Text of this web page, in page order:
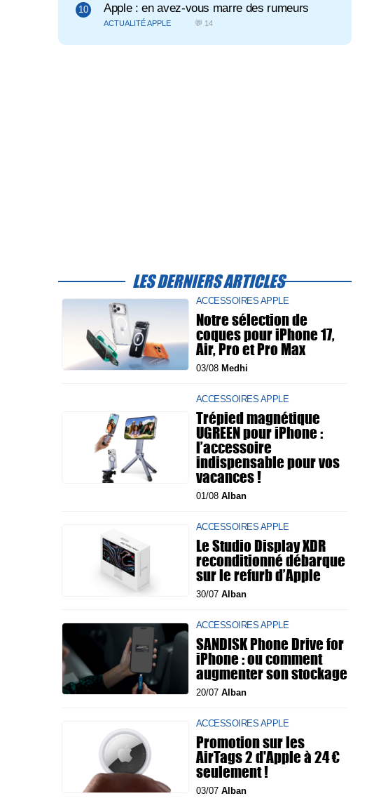
Apple : en avez-vous marre des rumeurs
ACTUALITÉ APPLE 💬 14
LES DERNIERS ARTICLES
ACCESSOIRES APPLE
Notre sélection de
coques pour iPhone 17,
Air, Pro et Pro Max
03/08 Medhi
ACCESSOIRES APPLE
Trépied magnétique
UGREEN pour iPhone :
l’accessoire
indispensable pour vos
vacances !
01/08 Alban
ACCESSOIRES APPLE
Le Studio Display XDR
reconditionné débarque
sur le refurb d’Apple
30/07 Alban
ACCESSOIRES APPLE
SANDISK Phone Drive for
iPhone : ou comment
augmenter son stockage
20/07 Alban
ACCESSOIRES APPLE
Promotion sur les
AirTags 2 d'Apple à 24 €
seulement !
03/07 Alban